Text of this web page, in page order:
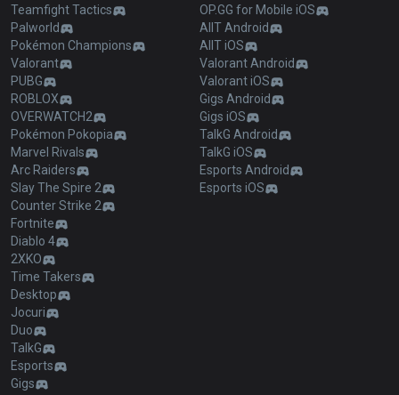
Teamfight Tactics
Palworld
Pokémon Champions
Valorant
PUBG
ROBLOX
OVERWATCH2
Pokémon Pokopia
Marvel Rivals
Arc Raiders
Slay The Spire 2
Counter Strike 2
Fortnite
Diablo 4
2XKO
Time Takers
Desktop
Jocuri
Duo
TalkG
Esports
Gigs
OP.GG for Mobile iOS
AllT Android
AllT iOS
Valorant Android
Valorant iOS
Gigs Android
Gigs iOS
TalkG Android
TalkG iOS
Esports Android
Esports iOS